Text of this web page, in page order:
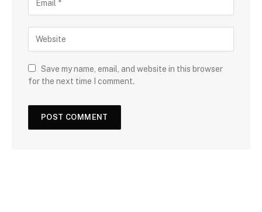
Save my name, email, and website in this browser
for the next time I comment.